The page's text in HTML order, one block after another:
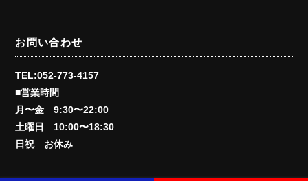
お問い合わせ
TEL:052-773-4157
■営業時間
月〜金 9:30〜22:00
土曜日 10:00〜18:30
日祝 お休み